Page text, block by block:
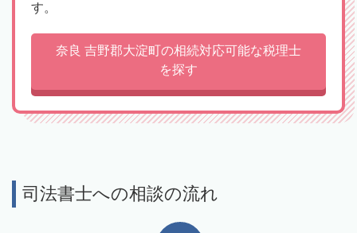
す。
奈良 吉野郡大淀町の相続対応可能な税理士
を探す
司法書士への相談の流れ